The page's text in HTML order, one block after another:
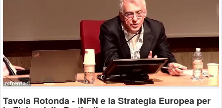
Tavola Rotonda - INFN e la Strategia Europea per